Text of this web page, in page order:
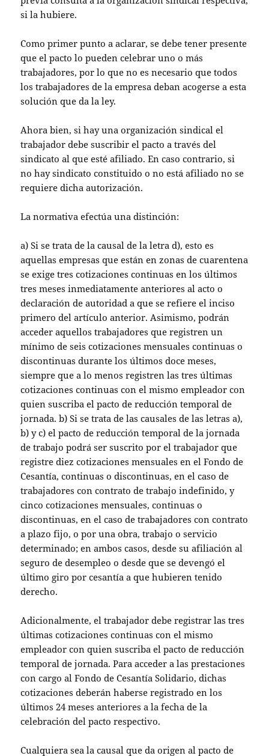
si la hubiere.
Como primer punto a aclarar, se debe tener presente
que el pacto lo pueden celebrar uno o más
trabajadores, por lo que no es necesario que todos
los trabajadores de la empresa deban acogerse a esta
solución que da la ley.
Ahora bien, si hay una organización sindical el
trabajador debe suscribir el pacto a través del
sindicato al que esté afiliado. En caso contrario, si
no hay sindicato constituido o no está afiliado no se
requiere dicha autorización.
La normativa efectúa una distinción:
a) Si se trata de la causal de la letra d), esto es
aquellas empresas que están en zonas de cuarentena
se exige tres cotizaciones continuas en los últimos
tres meses inmediatamente anteriores al acto o
declaración de autoridad a que se refiere el inciso
primero del artículo anterior. Asimismo, podrán
acceder aquellos trabajadores que registren un
mínimo de seis cotizaciones mensuales continuas o
discontinuas durante los últimos doce meses,
siempre que a lo menos registren las tres últimas
cotizaciones continuas con el mismo empleador con
quien suscriba el pacto de reducción temporal de
jornada. b) Si se trata de las causales de las letras a),
b) y c) el pacto de reducción temporal de la jornada
de trabajo podrá ser suscrito por el trabajador que
registre diez cotizaciones mensuales en el Fondo de
Cesantía, continuas o discontinuas, en el caso de
trabajadores con contrato de trabajo indefinido, y
cinco cotizaciones mensuales, continuas o
discontinuas, en el caso de trabajadores con contrato
a plazo fijo, o por una obra, trabajo o servicio
determinado; en ambos casos, desde su afiliación al
seguro de desempleo o desde que se devengó el
último giro por cesantía a que hubieren tenido
derecho.
Adicionalmente, el trabajador debe registrar las tres
últimas cotizaciones continuas con el mismo
empleador con quien suscriba el pacto de reducción
temporal de jornada. Para acceder a las prestaciones
con cargo al Fondo de Cesantía Solidario, dichas
cotizaciones deberán haberse registrado en los
últimos 24 meses anteriores a la fecha de la
celebración del pacto respectivo.
Cualquiera sea la causal que da origen al pacto de